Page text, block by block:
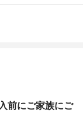
前にご家族にご